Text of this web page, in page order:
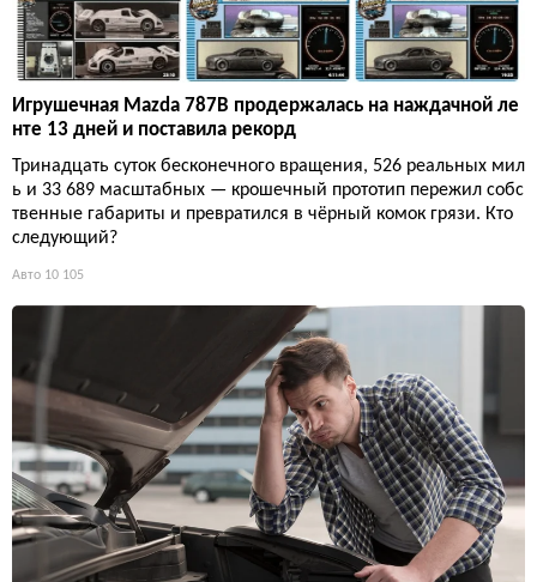
Игрушечная Mazda 787B продержалась на наждачной ле
нте 13 дней и поставила рекорд
Тринадцать суток бесконечного вращения, 526 реальных мил
ь и 33 689 масштабных — крошечный прототип пережил собс
твенные габариты и превратился в чёрный комок грязи. Кто
следующий?
Авто 10 105